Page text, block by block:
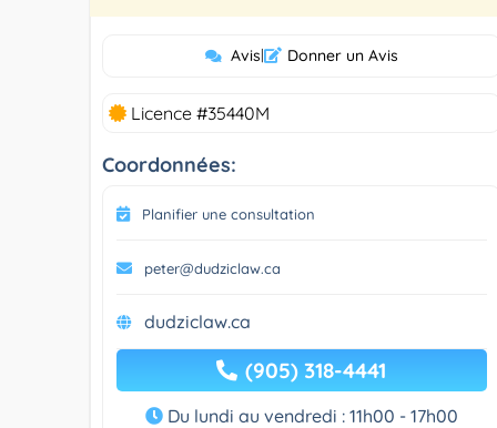
Avis| Donner un Avis
Licence #35440M
Coordonnées:
Planifier une consultation
peter@dudziclaw.ca
dudziclaw.ca
(905) 318-4441
Du lundi au vendredi : 11h00 - 17h00